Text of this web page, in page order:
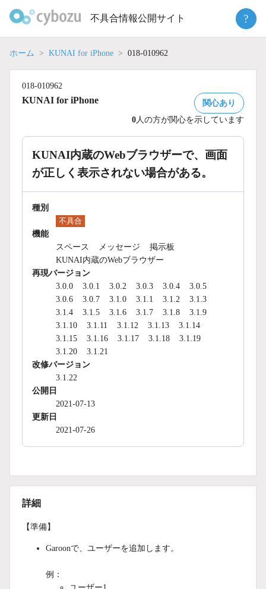
不具合情報公開サイト ?
ホーム KUNAI for iPhone 018-010962
018-010962
KUNAI for iPhone
関心あり
0 人の方が関心を示しています
KUNAI内蔵のWebブラウザーで、画面
が正しく表示されない場合がある。
種別
不具合
機能
スペース
メッセージ
掲示板
KUNAI内蔵のWebブラウザー
再現バージョン
3.0.0
3.0.1 3.0.2 3.0.3 3.0.4
3.0.5
3.0.6
3.0.7 3.1.0 3.1.1 3.1.2
3.1.3
3.1.4
3.1.5 3.1.6 3.1.7 3.1.8
3.1.9
3.1.10
3.1.11 3.1.12 3.1.13
3.1.14
3.1.15
3.1.16 3.1.17 3.1.18
3.1.19
3.1.20
3.1.21
改修バージョン
3.1.22
公開日
2021-07-13
更新日
2021-07-26
詳細
【準備】
Garoonで、ユーザーを追加します。
例：